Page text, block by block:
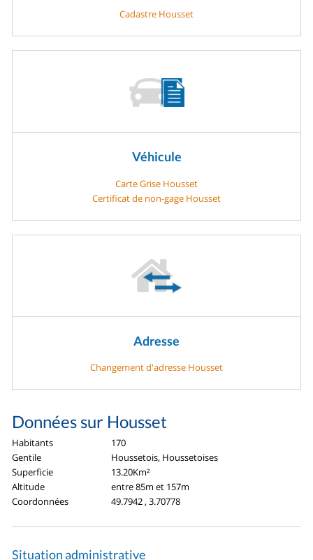
Cadastre Housset
Véhicule
Carte Grise Housset
Certificat de non-gage Housset
Adresse
Changement d'adresse Housset
Données sur Housset
Habitants
170
Gentile
Houssetois, Houssetoises
Superficie
13.20Km²
Altitude
entre 85m et 157m
Coordonnées
49.7942 , 3.70778
Situation administrative